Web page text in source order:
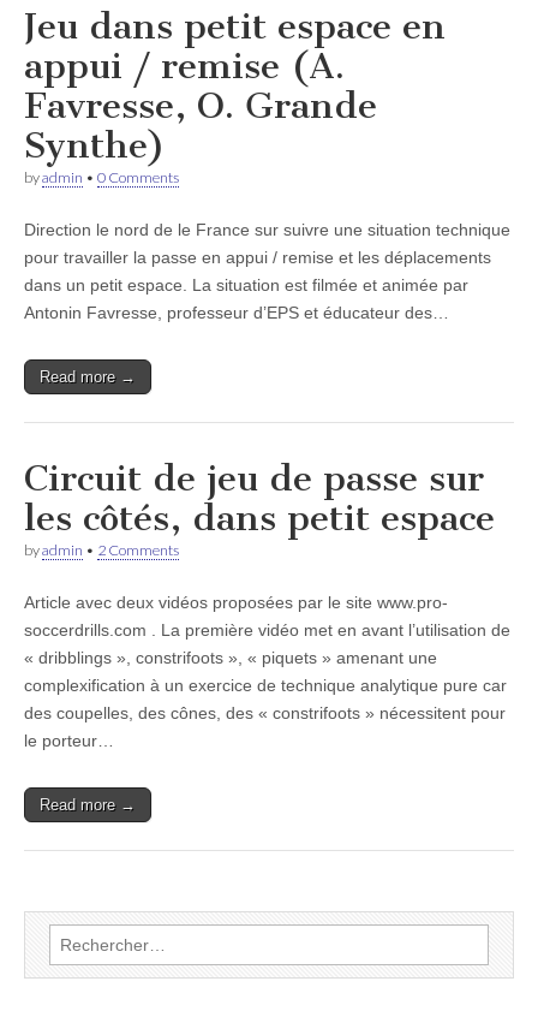
Jeu dans petit espace en
appui / remise (A.
Favresse, O. Grande
Synthe)
byadmin • 0 Comments
Direction le nord de le France sur suivre une situation technique
pour travailler la passe en appui / remise et les déplacements
dans un petit espace. La situation est filmée et animée par
Antonin Favresse, professeur d’EPS et éducateur des…
Read more →
Circuit de jeu de passe sur
les côtés, dans petit espace
byadmin • 2 Comments
Article avec deux vidéos proposées par le site www.pro-
soccerdrills.com . La première vidéo met en avant l’utilisation de
« dribblings », constrifoots », « piquets » amenant une
complexification à un exercice de technique analytique pure car
des coupelles, des cônes, des « constrifoots » nécessitent pour
le porteur…
Read more →
Rechercher :